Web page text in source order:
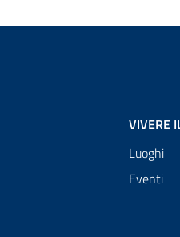
VIVERE
Luoghi
Eventi